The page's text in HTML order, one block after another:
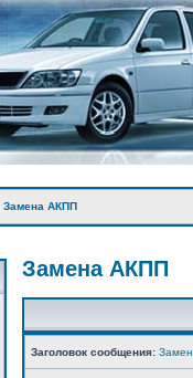
Замена АКПП
Замена АКПП
Заголовок сообщения: